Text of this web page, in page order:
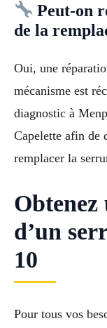
Peut-on
de la
Oui, une
mécanisme est
diagnostic à
Capelette afin de
remplacer la
Obtenez
d’un
10
Pour tous vos